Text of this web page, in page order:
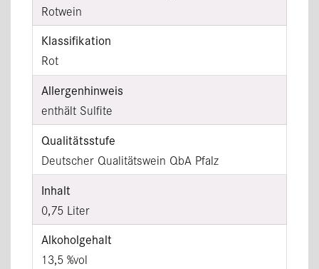
Rotwein
Klassifikation
Rot
Allergenhinweis
enthält Sulfite
Qualitätsstufe
Deutscher Qualitätswein QbA Pfalz
Inhalt
0,75 Liter
Alkoholgehalt
13,5 %vol